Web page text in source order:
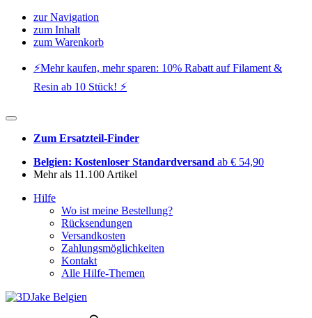
zur Navigation
zum Inhalt
zum Warenkorb
⚡️Mehr kaufen, mehr sparen: 10% Rabatt auf Filament &
Resin ab 10 Stück! ⚡️
Zum Ersatzteil-Finder
Belgien: Kostenloser Standardversand ab € 54,90
Mehr als 11.100 Artikel
Hilfe
Wo ist meine Bestellung?
Rücksendungen
Versandkosten
Zahlungsmöglichkeiten
Kontakt
Alle Hilfe-Themen